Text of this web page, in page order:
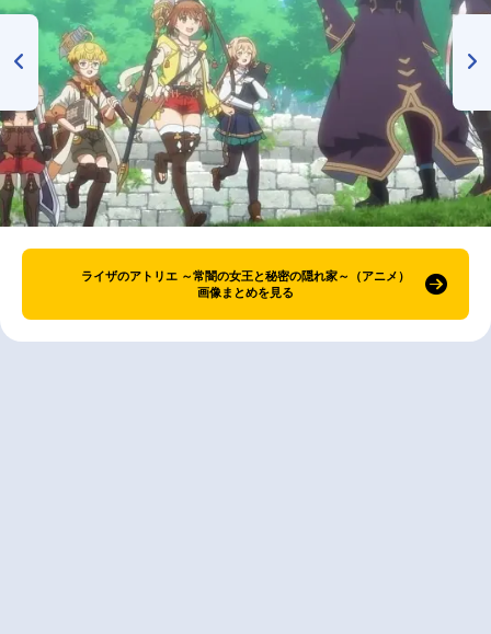
ライザのアトリエ ～常闇の女王と秘密の隠れ家～（アニメ）
画像まとめを見る